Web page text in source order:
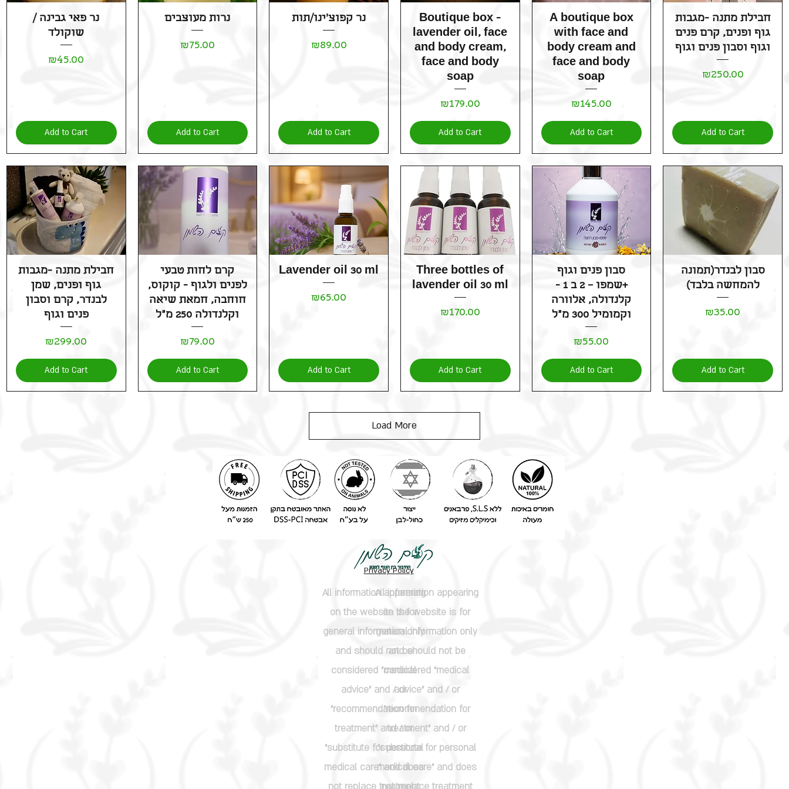
t
s
Quick View
נר פאי גבינה /
שוקולד
Price
₪45.00
Add to Cart
Quick View
נרות מעוצבים
Price
₪75.00
Add to Cart
Quick View
נר קפוצ'ינו/תות
Price
₪89.00
Add to Cart
Quick View
Boutique box -
lavender oil, face
and body cream,
face and body
soap
Price
₪179.00
Add to Cart
Quick View
A boutique box
with face and
body cream and
face and body
soap
Price
₪145.00
Add to Cart
Quick View
חבילת מתנה -מגבות
גוף ופנים, קרם פנים
וגוף וסבון פנים וגוף
Price
₪250.00
Add to Cart
Quick View
חבילת מתנה -מגבות
גוף ופנים, שמן
לבנדר, קרם וסבון
פנים וגוף
Price
₪299.00
Add to Cart
Quick View
קרם לחות טבעי
לפנים ולגוף - קוקוס,
חוחבה, חמאת שיאה
וקלנדולה 250 מ"ל
Price
₪79.00
Add to Cart
Quick View
Lavender oil 30 ml
Price
₪65.00
Add to Cart
Quick View
Three bottles of
lavender oil 30 ml
Price
₪170.00
Add to Cart
Quick View
סבון פנים וגוף
+שמפו – 2 ב 1 -
קלנדולה, אלוורה
וקמומיל 300 מ"ל
Price
₪55.00
Add to Cart
Quick View
סבון לבנדר(תמונה
להמחשה בלבד)
Price
₪35.00
Add to Cart
Load More
Privacy Policy
All information appearing
on the website is for
general information only
and should not be
considered "medical
advice" and / or
"recommendation for
treatment" and / or
"substitute for personal
medical care" and does
All information appearing
on the website is for
general information only
and should not be
considered "medical
advice" and / or
"recommendation for
treatment" and / or
"substitute for personal
medical care" and does